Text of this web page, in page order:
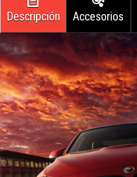
Descripción Accesorios